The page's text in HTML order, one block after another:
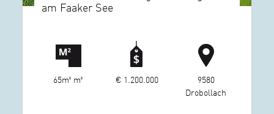
am Faaker See
65m² m² € 1.200.000
9580
Drobollach